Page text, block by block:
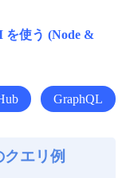
を使う (Node &
GraphQL
エリ例